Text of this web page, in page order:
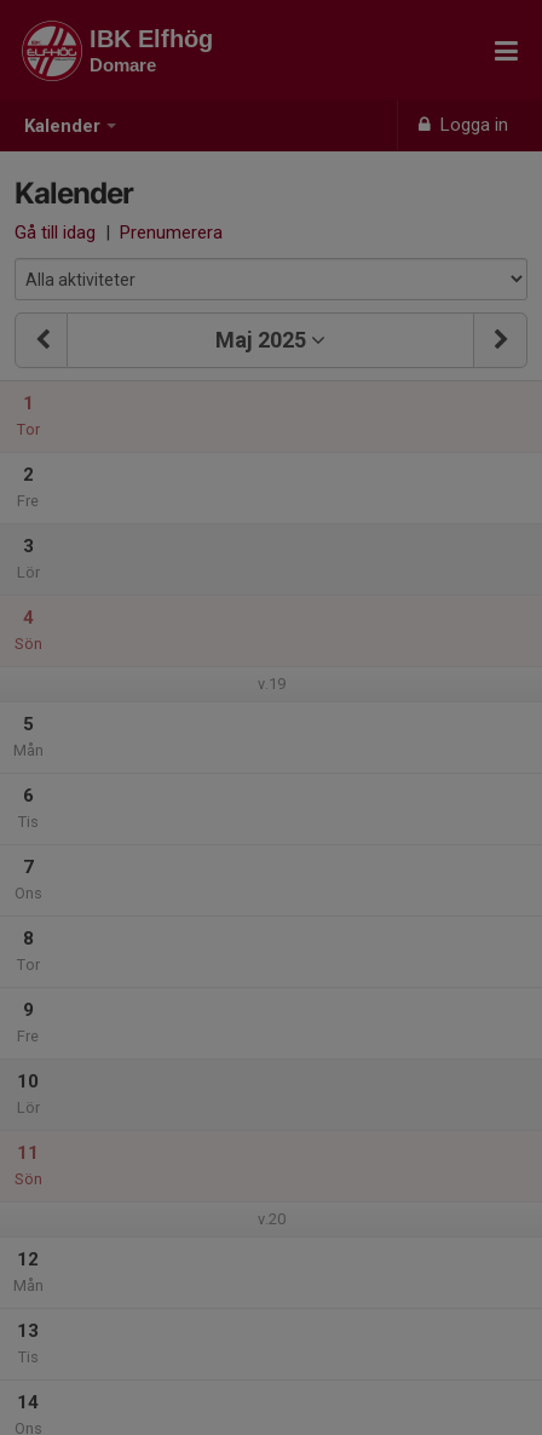
Kalender Logga in
IBK Elfhög
Domare
Kalender
Gå till idag | Prenumerera
Maj 2025
1
Tor
2
Fre
3
Lör
4
Sön
v.19
5
Mån
6
Tis
7
Ons
8
Tor
9
Fre
10
Lör
11
Sön
v.20
12
Mån
13
Tis
14
Ons